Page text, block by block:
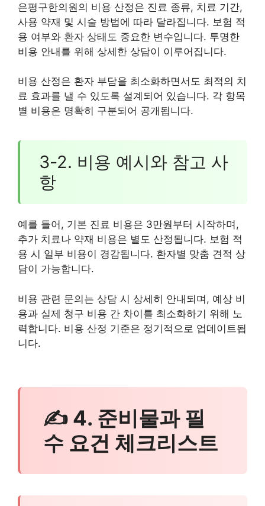
은평구한의원의 비용 산정은 진료 종류, 치료 기간,
사용 약재 및 시술 방법에 따라 달라집니다. 보험 적
용 여부와 환자 상태도 중요한 변수입니다. 투명한
비용 안내를 위해 상세한 상담이 이루어집니다.
비용 산정은 환자 부담을 최소화하면서도 최적의 치
료 효과를 낼 수 있도록 설계되어 있습니다. 각 항목
별 비용은 명확히 구분되어 공개됩니다.
3-2. 비용 예시와 참고 사
항
예를 들어, 기본 진료 비용은 3만원부터 시작하며,
추가 치료나 약재 비용은 별도 산정됩니다. 보험 적
용 시 일부 비용이 경감됩니다. 환자별 맞춤 견적 상
담이 가능합니다.
비용 관련 문의는 상담 시 상세히 안내되며, 예상 비
용과 실제 청구 비용 간 차이를 최소화하기 위해 노
력합니다. 비용 산정 기준은 정기적으로 업데이트됩
니다.
✍ 4. 준비물과 필
수 요건 체크리스트